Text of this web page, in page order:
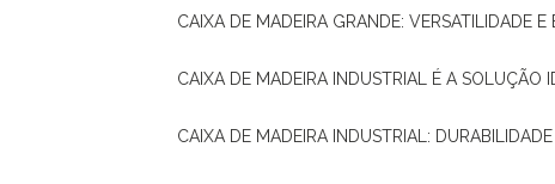
CAIXA DE MADEIRA GRANDE: VERSATILIDADE
CAIXA DE MADEIRA INDUSTRIAL É A
CAIXA DE MADEIRA INDUSTRIAL: